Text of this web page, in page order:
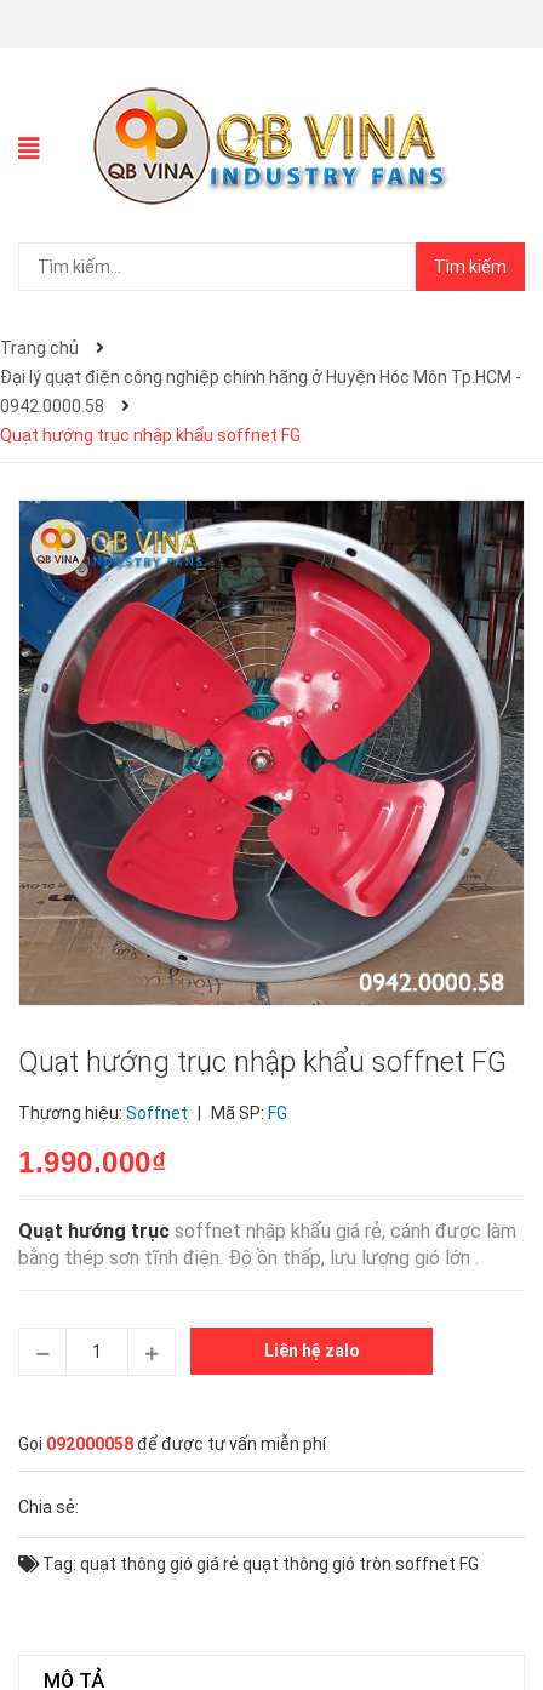
Tìm kiếm
Trang chủ
Đại lý quạt điện công nghiệp chính hãng ở Huyện Hóc Môn Tp.HCM -
0942.0000.58
Quạt hướng trục nhập khẩu soffnet FG
Quạt hướng trục nhập khẩu soffnet FG
Thương hiệu: Soffnet Mã SP: FG
1.990.000₫
Quạt hướng trục soffnet nhập khẩu giá rẻ, cánh được làm
bằng thép sơn tĩnh điện. Độ ồn thấp, lưu lượng gió lớn .
Liên hệ zalo
Gọi 092000058để được tư vấn miễn phí
Chia sẻ:
Tag: quạt thông gió giá rẻ quạt thông gió tròn soffnet FG
MÔ TẢ